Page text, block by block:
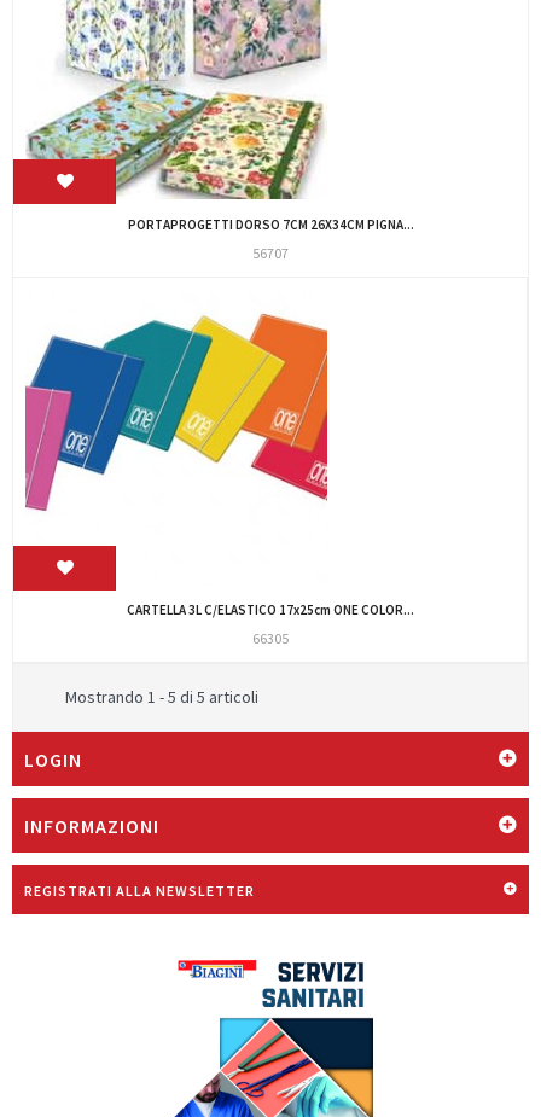
PORTAPROGETTI DORSO 7CM 26X34CM PIGNA...
56707
CARTELLA 3L C/ELASTICO 17x25cm ONE COLOR...
66305
Mostrando 1 - 5 di 5 articoli
LOGIN
INFORMAZIONI
REGISTRATI ALLA NEWSLETTER